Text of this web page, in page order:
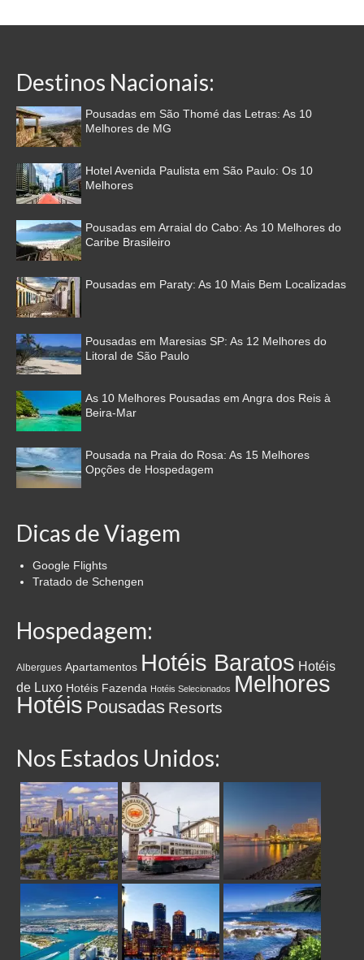
Destinos Nacionais:
Pousadas em São Thomé das Letras: As 10
Melhores de MG
Hotel Avenida Paulista em São Paulo: Os 10
Melhores
Pousadas em Arraial do Cabo: As 10 Melhores do
Caribe Brasileiro
Pousadas em Paraty: As 10 Mais Bem Localizadas
Pousadas em Maresias SP: As 12 Melhores do
Litoral de São Paulo
As 10 Melhores Pousadas em Angra dos Reis à
Beira-Mar
Pousada na Praia do Rosa: As 15 Melhores
Opções de Hospedagem
Dicas de Viagem
Google Flights
Tratado de Schengen
Hospedagem:
Albergues Apartamentos Hotéis Baratos Hotéis
de Luxo Hotéis Fazenda Hotéis Selecionados Melhores
Hotéis Pousadas Resorts
Nos Estados Unidos: